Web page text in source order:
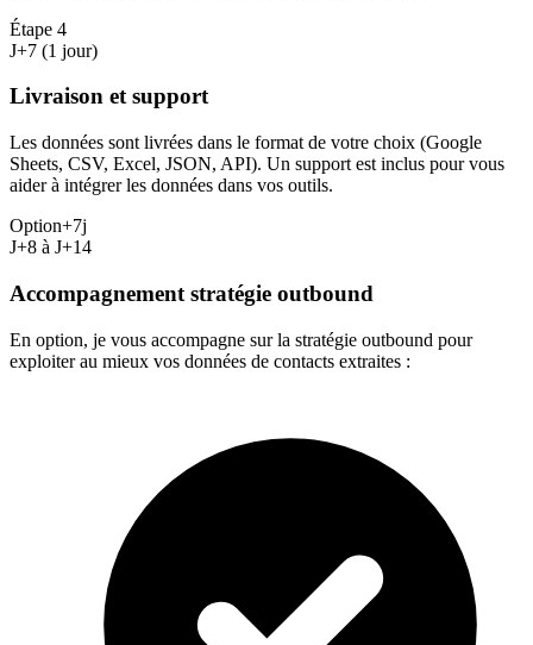
Étape 4
J+7 (1 jour)
Livraison et support
Les données sont livrées dans le format de votre choix (Google
Sheets, CSV, Excel, JSON, API). Un support est inclus pour vous
aider à intégrer les données dans vos outils.
Option+7j
J+8 à J+14
Accompagnement stratégie outbound
En option, je vous accompagne sur la stratégie outbound pour
exploiter au mieux vos données de contacts extraites :